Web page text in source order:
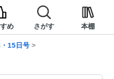
め さがす 本棚
15日号